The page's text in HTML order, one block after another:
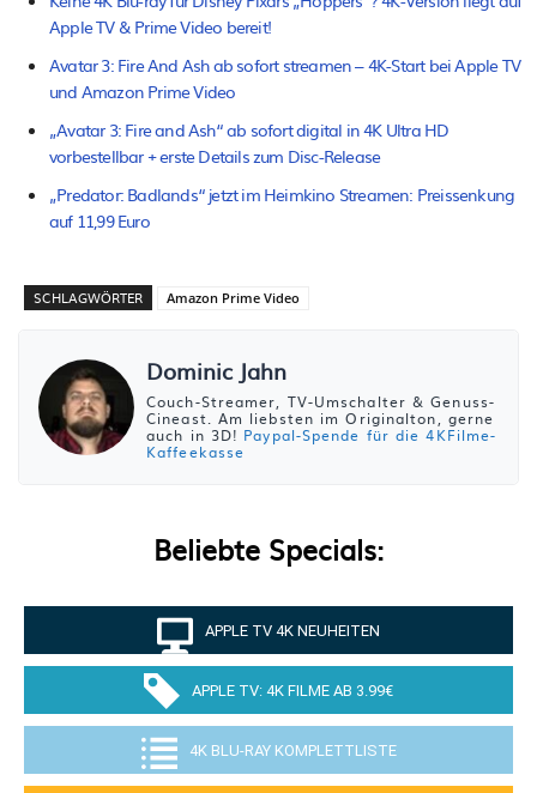
Apple TV & Prime Video bereit!
Avatar 3: Fire And Ash ab sofort streamen – 4K-Start bei Apple TV
und Amazon Prime Video
„Avatar 3: Fire and Ash“ ab sofort digital in 4K Ultra HD
vorbestellbar + erste Details zum Disc-Release
„Predator: Badlands“ jetzt im Heimkino Streamen: Preissenkung
auf 11,99 Euro
SCHLAGWÖRTER Amazon Prime Video
Dominic Jahn
Couch-Streamer, TV-Umschalter & Genuss-
Cineast. Am liebsten im Originalton, gerne
auch in 3D! Paypal-Spende für die 4KFilme-
Kaffeekasse
Beliebte Specials:
APPLE TV 4K NEUHEITEN
APPLE TV: 4K FILME AB 3.99€
4K BLU-RAY KOMPLETTLISTE